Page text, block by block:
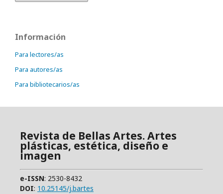
Información
Para lectores/as
Para autores/as
Para bibliotecarios/as
Revista de Bellas Artes. Artes
plásticas, estética, diseño e
imagen
e-ISSN: 2530-8432
DOI: 10.25145/j.bartes